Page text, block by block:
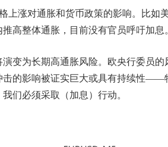
上涨对通胀和货币政策的影响。比如
高整体通胀，目前没有官员呼吁加息
变为长期高通胀风险。欧央行委员
击的影响被证实巨大或具有持续性——
们必须采取（加息）行动。